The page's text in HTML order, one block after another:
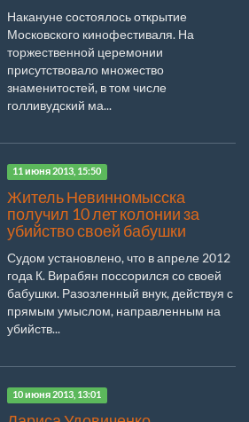
Накануне состоялось открытие
Московского кинофестиваля. На
торжественной церемонии
присутствовало множество
знаменитостей, в том числе
голливудский ма...
11 июня 2013, 15:50
Житель Невинномысска
получил 10 лет колонии за
убийство своей бабушки
Судом установлено, что в апреле 2012
года К. Вирабян поссорился со своей
бабушки. Разозленный внук, действуя с
прямым умыслом, направленным на
убийств...
10 июня 2013, 13:01